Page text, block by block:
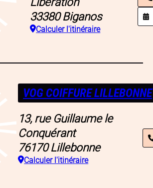
33380 Biganos
Calculer l'itinéraire
VOG COIFFURE LILLEBONNE
13, rue Guillaume le
Conquérant
76170 Lillebonne
Calculer l'itinéraire